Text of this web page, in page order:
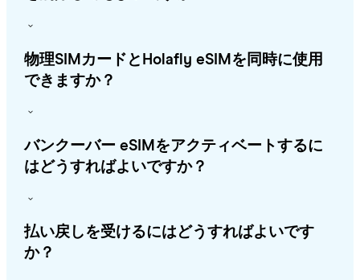
物理SIMカードとHolafly eSIMを同時に使用
できますか？
バンクーバー eSIMをアクティベートするに
はどうすればよいですか？
払い戻しを受けるにはどうすればよいです
か？